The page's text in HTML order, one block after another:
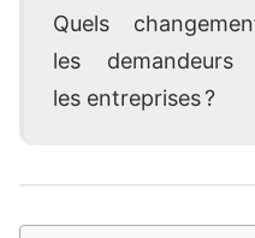
Quels
les
les entreprises ?